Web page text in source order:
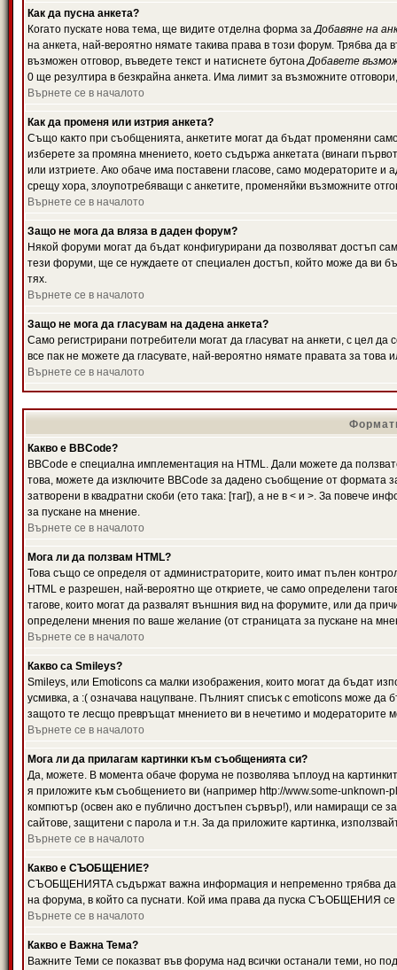
Как да пусна анкета?
Когато пускате нова тема, ще видите отделна форма заДобавяне на
на анкета, най-вероятно нямате такива права в този форум. Трябва да
възможен отговор, въведете текст и натиснете бутонаДобавете
0 ще резултира в безкрайна анкета. Има лимит за възможните
Върнете се в началото
Как да променя или изтрия анкета?
Също както при съобщенията, анкетите могат да бъдат променяни
изберете за промяна мнението, което съдържа анкетата (винаги
или изтриете. Ако обаче има поставени гласове, само модераторите и
срещу хора, злоупотребяващи с анкетите, променяйки възможните
Върнете се в началото
Защо не мога да вляза в даден форум?
Някой форуми могат да бъдат конфигурирани да позволяват достъп
тези форуми, ще се нуждаете от специален достъп, който може да ви
тях.
Върнете се в началото
Защо не мога да гласувам на дадена анкета?
Само регистрирани потребители могат да гласуват на анкети, с цел
все пак не можете да гласувате, най-вероятно нямате правата за това
Върнете се в началото
Какво е BBCode?
BBCode е специална имплементация на HTML. Дали можете да
това, можете да изключите BBCode за дадено съобщение от формата
затворени в квадратни скоби (ето така: [таг]), а не в < и >. За повече
за пускане на мнение.
Върнете се в началото
Мога ли да ползвам HTML?
Това също се определя от администраторите, които имат пълен
HTML е разрешен, най-вероятно ще откриете, че само определени
тагове, които могат да развалят външния вид на форумите, или да
определени мнения по ваше желание (от страницата за пускане на
Върнете се в началото
Какво са Smileys?
Smileys, или Emoticons са малки изображения, които могат да бъдат
усмивка, а :( означава нацупване. Пълният списък с emoticons може да
защото те лесщо превръщат мнението ви в нечетимо и модераторите
Върнете се в началото
Мога ли да прилагам картинки към съобщенията си?
Да, можете. В момента обаче форума не позволява ъплоуд на
я приложите към съобщението ви (например http://www.some-
компютър (освен ако е публично достъпен сървър!), или намиращи се
сайтове, защитени с парола и т.н. За да приложите картинка,
Върнете се в началото
Какво е СЪОБЩЕНИЕ?
СЪОБЩЕНИЯТА съдържат важна информация и непременно трябва да
на форума, в който са пуснати. Кой има права да пуска СЪОБЩЕНИЯ се
Върнете се в началото
Какво е Важна Тема?
Важните Теми се показват във форума над всички останали теми,